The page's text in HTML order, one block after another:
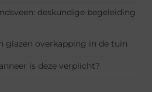
deskundige begeleiding
glazen overkapping in de tuin
is deze verplicht?